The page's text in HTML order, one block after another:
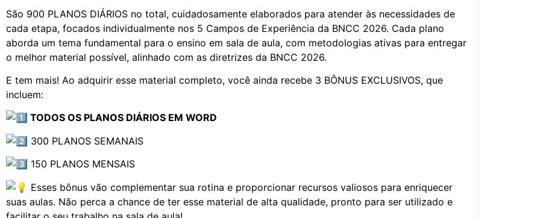
São 900 PLANOS DIÁRIOS no total, cuidadosamente elaborados para atender às necessidades de
cada etapa, focados individualmente nos 5 Campos de Experiência da BNCC 2026. Cada plano
aborda um tema fundamental para o ensino em sala de aula, com metodologias ativas para entregar
o melhor material possível, alinhado com as diretrizes da BNCC 2026.
E tem mais! Ao adquirir esse material completo, você ainda recebe 3 BÔNUS EXCLUSIVOS, que
incluem:
TODOS OS PLANOS DIÁRIOS EM WORD
300 PLANOS SEMANAIS
150 PLANOS MENSAIS
Esses bônus vão complementar sua rotina e proporcionar recursos valiosos para enriquecer
suas aulas. Não perca a chance de ter esse material de alta qualidade, pronto para ser utilizado e